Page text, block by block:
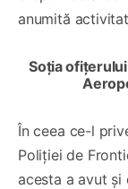
anumită
Soția
În ceea ce-l
Poliției de
acesta a avut și